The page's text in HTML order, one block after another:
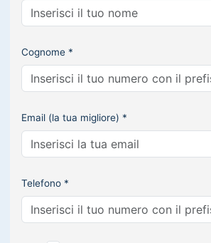
Cognome *
Email (la tua migliore) *
Telefono *